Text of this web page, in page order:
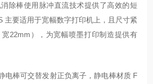
除棒使用脉冲直流技术提供了高效的短
主要适用于宽幅数字打印机上，且尺寸紧
22mm），为宽幅喷墨打印制造提供有
电棒可交替发射正负离子，静电棒材质 F